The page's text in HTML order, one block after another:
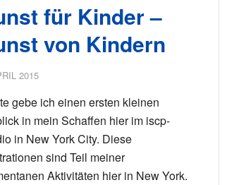
für Kinder –
von Kindern
2015
gebe ich einen ersten kleinen
in mein Schaffen hier im iscp-
in New York City. Diese
sind Teil meiner
Aktivitäten hier in New York.